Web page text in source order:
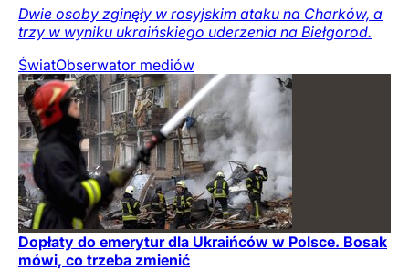
Dwie osoby zginęły w rosyjskim ataku na Charków, a
trzy w wyniku ukraińskiego uderzenia na Biełgorod.
ŚwiatObserwator mediów
Dopłaty do emerytur dla Ukraińców w Polsce. Bosak
mówi, co trzeba zmienić